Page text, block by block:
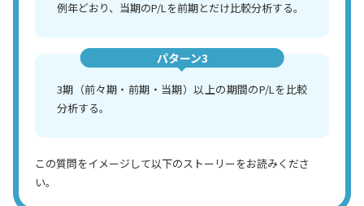
例年どおり、当期のP/Lを前期とだけ比較分析する。
パターン3
3期（前々期・前期・当期）以上の期間のP/Lを比較
分析する。
この質問をイメージして以下のストーリーをお読みくださ
い。